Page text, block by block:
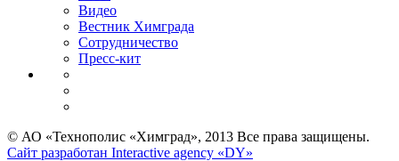
Видео
Вестник Химграда
Сотрудничество
Пресс-кит
© АО «Технополис «Химград», 2013 Все права защищены.
Сайт разработан Interactive agency «DY»